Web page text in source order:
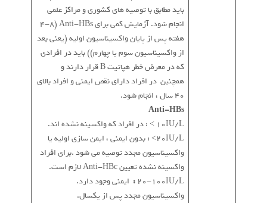
باید مطابق با توصیه های کشوری و مراکز علمی
انجام شود. آزمایش کمی برای Anti-HBs (4-8
هفته پس از پایان واکسیناسیون اولیه (یعنی بعد
از واکسیناسیون سوم یا چهارم)) باید در افرادی
که در معرض خطر هپاتیت B قرار دارند و
همچنین در افراد دارای نقص ایمنی و افراد بالای
40 سال ، انجام شود.
Anti-HBs
10IU/L > : در افراد که واکسینه نشده اند.
20IU/L> : بدون ایمنی ، ایمن سازی اولیه یا
واکسیناسیون مجدد توصیه می شود .برای افراد
واکسینه نشده تعیین Anti-HBc لازم است.
20-100IU/L
: ایمنی وجود دارد.
واکسیناسیون مجدد پس از یکسال.